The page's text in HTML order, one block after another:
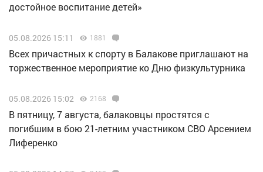
достойное воспитание детей»
05.08.2026 15:11 1881
Всех причастных к спорту в Балакове приглашают на
торжественное мероприятие ко Дню физкультурника
05.08.2026 15:02 2168
В пятницу, 7 августа, балаковцы простятся с
погибшим в бою 21-летним участником СВО Арсением
Лиференко